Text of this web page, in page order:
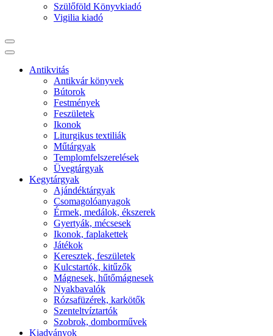
Szülőföld Könyvkiadó
Vigilia kiadó
Antikvitás
Antikvár könyvek
Bútorok
Festmények
Feszületek
Ikonok
Liturgikus textiliák
Műtárgyak
Templomfelszerelések
Üvegtárgyak
Kegytárgyak
Ajándéktárgyak
Csomagolóanyagok
Érmek, medálok, ékszerek
Gyertyák, mécsesek
Ikonok, faplakettek
Játékok
Keresztek, feszületek
Kulcstartók, kitűzők
Mágnesek, hűtőmágnesek
Nyakbavalók
Rózsafüzérek, karkötők
Szenteltvíztartók
Szobrok, domborművek
Kiadványok